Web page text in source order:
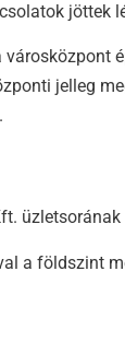
jöttek
jelleg
a földszint